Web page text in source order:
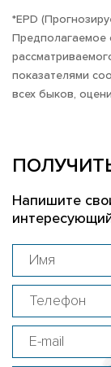
*EPD
Предполагаемое
показателями
всех быков,
Напишите